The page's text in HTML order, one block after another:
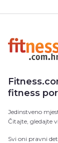
fitness
Jedinstveno
Čitajte, gledajte
Svi oni pravni